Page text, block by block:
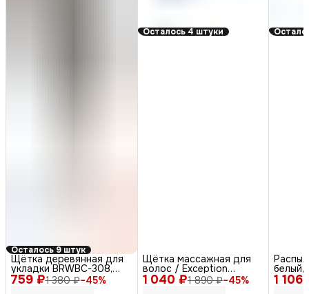
Осталось 9 штук
759 ₽1 380 ₽−45%
Щётка деревянная для
укладки BRWBC-308,
коричневый
Осталось 4 штуки
1 040 ₽1 890 ₽−45%
Щётка массажная для
волос / Exception
BREX707, синий 1 106
белый,